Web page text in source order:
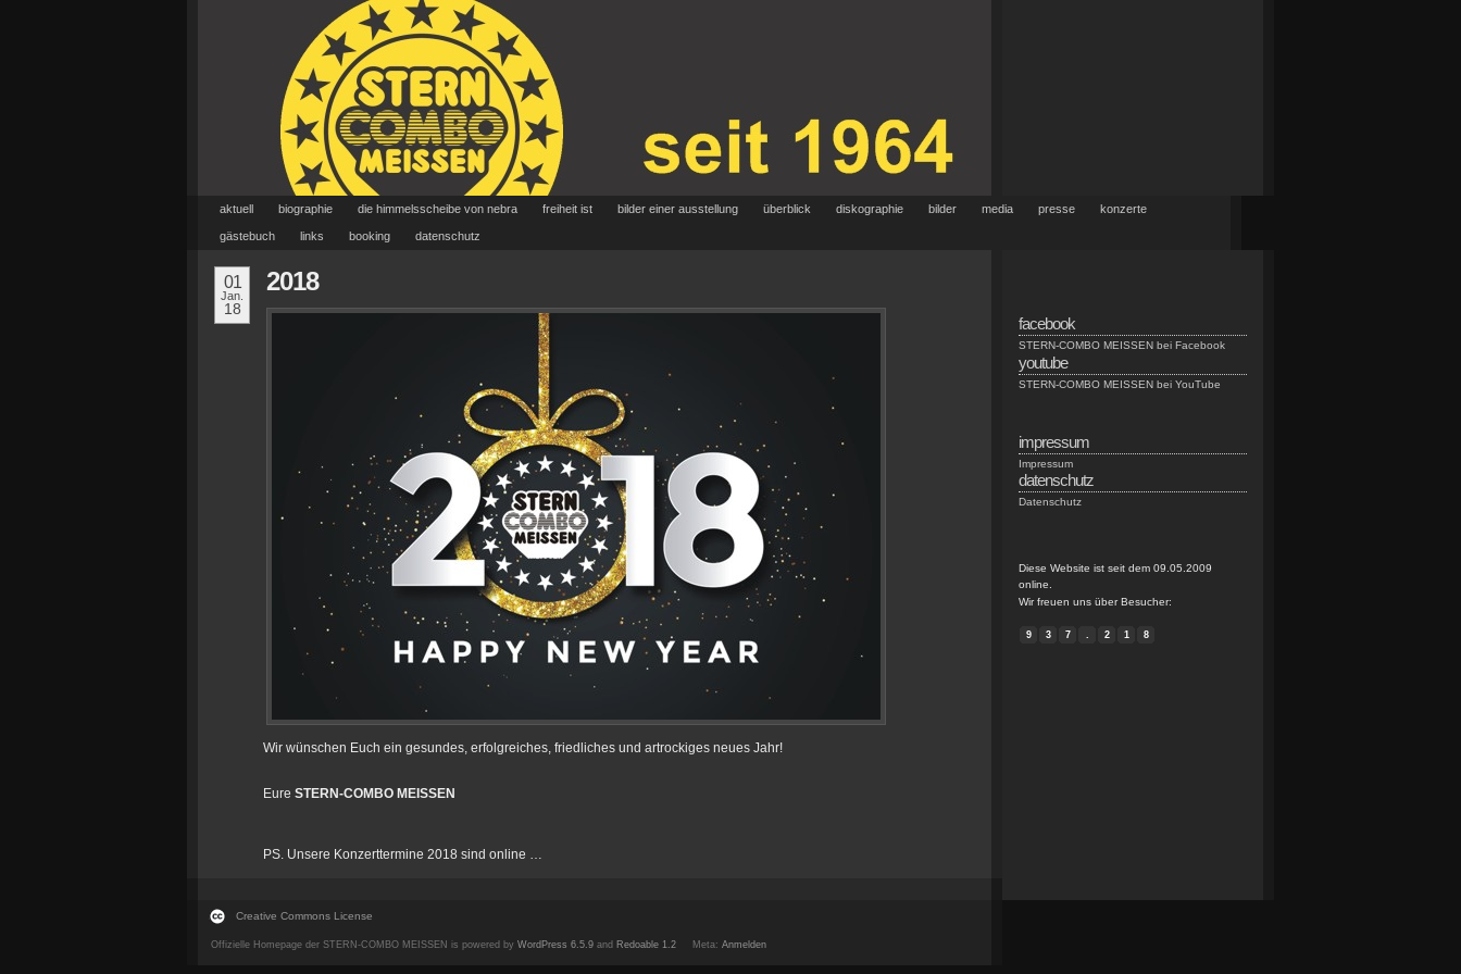
aktuell biographie die himmelsscheibe von nebra freiheit ist bilder einer ausstellung überblick diskographie bilder media presse konzerte
gästebuch links booking datenschutz
01
Jan.
18
2018
Wir wünschen Euch ein gesundes, erfolgreiches, friedliches und artrockiges neues Jahr!
Eure STERN-COMBO MEISSEN
PS. Unsere Konzerttermine 2018 sind online …
facebook
STERN-COMBO MEISSEN bei Facebook
youtube
STERN-COMBO MEISSEN bei YouTube
impressum
Impressum
datenschutz
Datenschutz
Diese Website ist seit dem 09.05.2009
online.
Wir freuen uns über Besucher:
9 3 7 . 2 1 8
Creative Commons License
Offizielle Homepage der STERN-COMBO MEISSEN is powered by WordPress 6.5.9 and Redoable 1.2 Meta: Anmelden